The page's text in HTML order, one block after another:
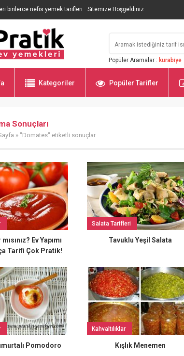
binlerce nefis yemek tarifleri Sitemize Hoşgeldiniz
Popüler Aramalar : kurabiye
Kategoriler Popüler Tarifler
Sonuçları
» "Domates" etiketli sonuçlar
mısınız? Ev Yapımı
Tarifi Çok Pratik!
Salata Tarifleri
Tavuklu Yeşil Salata
Pomodoro
Kahvaltılıklar
Kışlık Menemen